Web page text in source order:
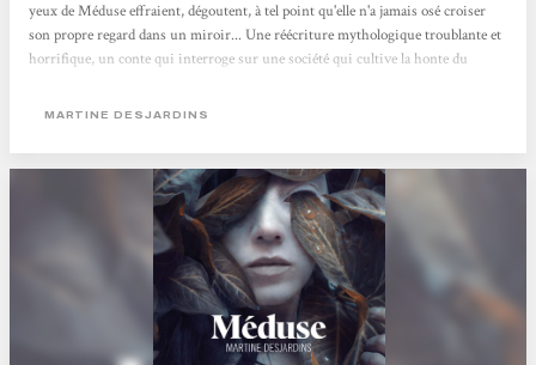
yeux de Méduse effraient, dégoutent, à tel point qu'elle n'a jamais osé croiser
son propre regard dans un miroir... Une réécriture mythologique troublante et
horrifique, un conte qui interroge sur une société qui cultive la honte du
MARTINE DESJARDINS